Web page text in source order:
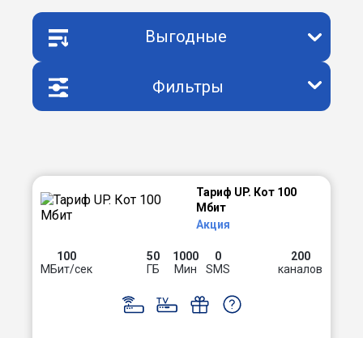
Выгодные
Фильтры
Тариф UP. Кот 100
Мбит
Акция
100
МБит/сек
50
ГБ
1000
Мин
0
SMS
200
каналов